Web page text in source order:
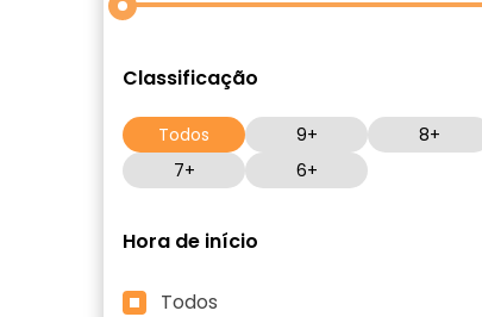
Classificação
Todos 9+
8+
7+
6+
Hora de início
Todos